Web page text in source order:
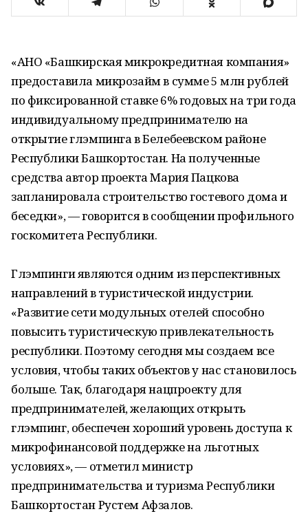
«АНО «Башкирская микрокредитная компания»
предоставила микрозайм в сумме 5 млн рублей
по фиксированной ставке 6% годовых на три года
индивидуальному предпринимателю на
открытие глэмпинга в Белебеевском районе
Республики Башкортостан. На полученные
средства автор проекта Мария Пацкова
запланировала строительство гостевого дома и
беседки», — говорится в сообщении профильного
госкомитета Республики.
Глэмпинги являются одним из перспективных
направлений в туристической индустрии.
«Развитие сети модульных отелей способно
повысить туристическую привлекательность
республики. Поэтому сегодня мы создаем все
условия, чтобы таких объектов у нас становилось
больше. Так, благодаря нацпроекту для
предпринимателей, желающих открыть
глэмпинг, обеспечен хороший уровень доступа к
микрофинансовой поддержке на льготных
условиях», — отметил министр
предпринимательства и туризма Республики
Башкортостан Рустем Афзалов.